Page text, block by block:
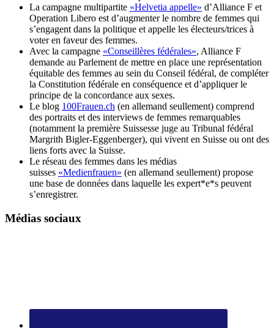
La campagne multipartite «Helvetia appelle» d’Alliance F et
Operation Libero est d’augmenter le nombre de femmes qui
s’engagent dans la politique et appelle les électeurs/trices à
voter en faveur des femmes.
Avec la campagne «Conseillères fédérales», Alliance F
demande au Parlement de mettre en place une représentation
équitable des femmes au sein du Conseil fédéral, de compléter
la Constitution fédérale en conséquence et d’appliquer le
principe de la concordance aux sexes.
Le blog 100Frauen.ch (en allemand seullement) comprend
des portraits et des interviews de femmes remarquables
(notamment la première Suissesse juge au Tribunal fédéral
Margrith Bigler-Eggenberger), qui vivent en Suisse ou ont des
liens forts avec la Suisse.
Le réseau des femmes dans les médias
suisses «Medienfrauen» (en allemand seullement) propose
une base de données dans laquelle les expert*e*s peuvent
s’enregistrer.
Médias sociaux